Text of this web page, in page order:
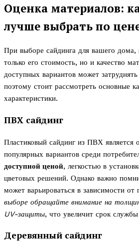
Оценка материалов:
лучше выбрать по
При выборе сайдинга для вашего дома,
только его стоимость, но и качество
доступных вариантов может
поэтому стоит рассмотреть основные
характеристики.
ПВХ сайдинг
Пластиковый сайдинг из ПВХ является
популярных вариантов среди
доступной ценой, легкостью в
цветовых решений. Однако важно
может варьироваться в зависимости от
выборе обращайте внимание на
UV-защиты, что увеличит срок
Деревянный сайдинг